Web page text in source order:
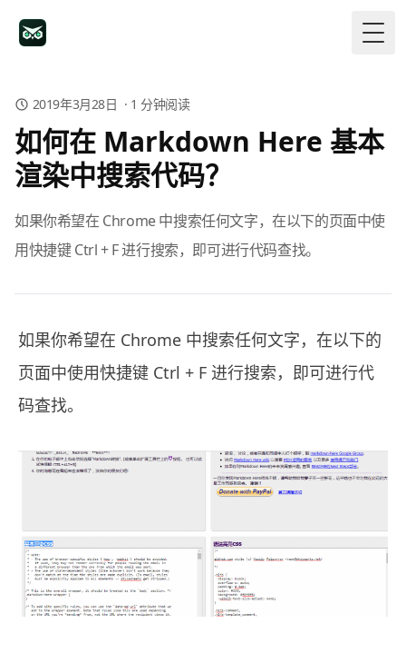
2019年3月28日 · 1 分钟阅读
如何在 Markdown Here 基本
渲染中搜索代码？
如果你希望在 Chrome 中搜索任何文字，在以下的页面中使
用快捷键 Ctrl + F 进行搜索，即可进行代码查找。
如果你希望在 Chrome 中搜索任何文字，在以下的
页面中使用快捷键 Ctrl + F 进行搜索，即可进行代
码查找。